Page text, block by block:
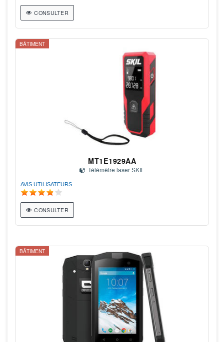
CONSULTER
BÂTIMENT
MT1E1929AA
Télémètre laser SKIL
AVIS UTILISATEURS
CONSULTER
BÂTIMENT